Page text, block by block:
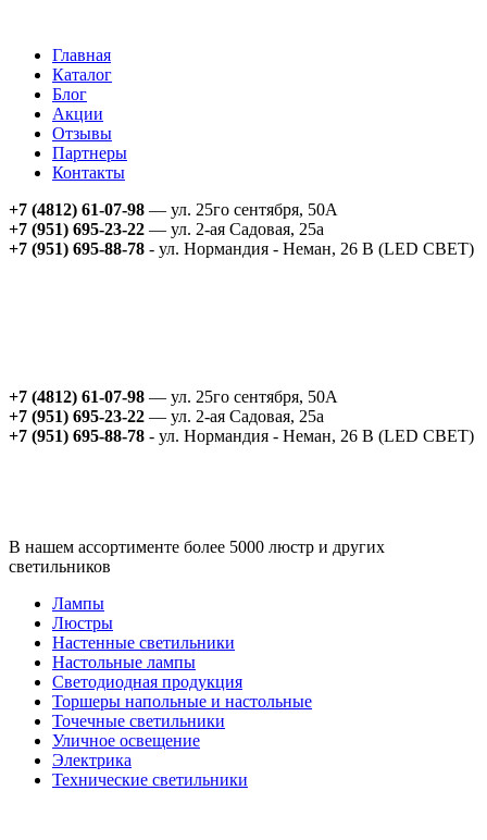
Главная
Каталог
Блог
Акции
Отзывы
Партнеры
Контакты
+7 (4812) 61-07-98 — ул. 25го сентября, 50А
+7 (951) 695-23-22 — ул. 2-ая Садовая, 25а
+7 (951) 695-88-78 - ул. Нормандия - Неман, 26 В (LED СВЕТ)
+7 (4812) 61-07-98 — ул. 25го сентября, 50А
+7 (951) 695-23-22 — ул. 2-ая Садовая, 25а
+7 (951) 695-88-78 - ул. Нормандия - Неман, 26 В (LED СВЕТ)
В нашем ассортименте более 5000 люстр и других
светильников
Лампы
Люстры
Настенные светильники
Настольные лампы
Светодиодная продукция
Торшеры напольные и настольные
Точечные светильники
Уличное освещение
Электрика
Технические светильники